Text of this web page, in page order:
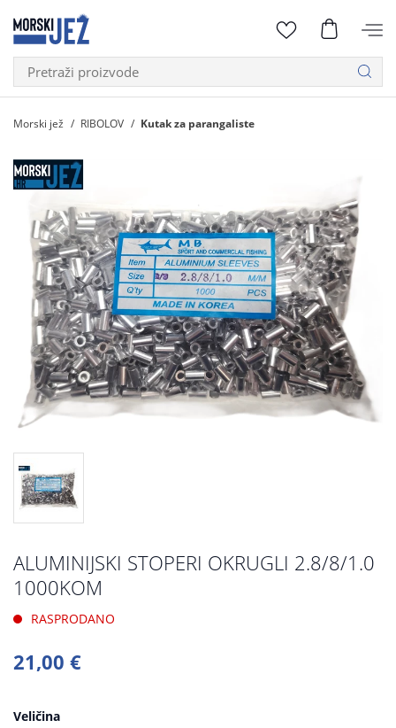
Morski jež RIBOLOV Kutak za parangaliste
ALUMINIJSKI STOPERI OKRUGLI 2.8/8/1.0
1000KOM
RASPRODANO
21,00 €
Veličina